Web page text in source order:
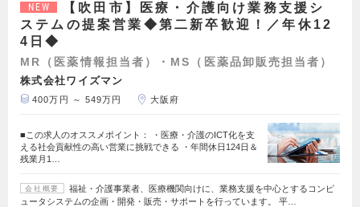
NEW
【吹田市】医療・介護向け業務支援シ
ステムの提案営業◆第二新卒歓迎！／年休12
4日◆
MR（医薬情報担当者）・MS（医薬品卸販売担当者）
株式会社ワイズマン
400万円 ～ 549万円 大阪府
■この求人のオススメポイント： ・医療・介護のICT化を支
える社会貢献性の高い営業に挑戦できる ・年間休日124日＆
残業月1…
会社概要
福祉・介護事業者、医療機関向けに、業務支援を中心とするコンピ
ュータシステムの企画・開発・販売・サポートを行っています。 平…